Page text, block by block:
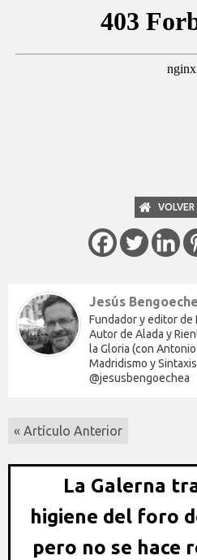
VOLVER
Jesús
Fundador y editor de
Autor de Alada y
la Gloria (con
Madridismo y Sintaxis
@jesusbengoechea
« Artículo Anterior
La Galerna
higiene del foro
pero no se hace